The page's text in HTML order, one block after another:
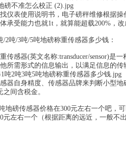
表使用说明书，电子磅秤维修根据操
承受能力也就1t，就算能超载200%，
/2吨/3吨/5吨地磅称重传感器多少钱：
感器(英文名称:transducer/sensor)是一
所需形式的信息输出，以满足信息的
自身精度、传感器品牌来判断小型地
之间含税金。
传感器价格在300元左右一个吧，可
元左右一个（根据距离的远近，一般不